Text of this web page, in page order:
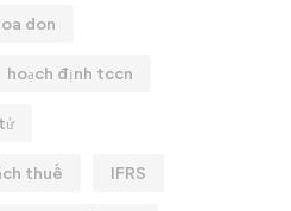
don
hoạch định tccn
thuế IFRS